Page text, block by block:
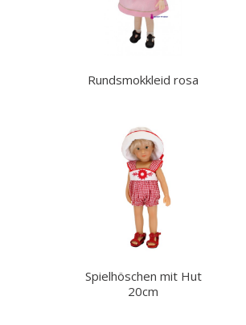
Rundsmokkleid rosa
Spielhöschen mit Hut
20cm